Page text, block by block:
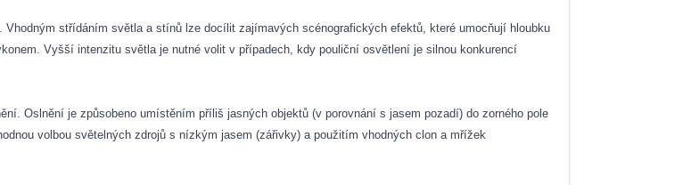
střídáním světla a stínů lze docílit zajímavých scénografických efektů, které umocňují hloubku
Vyšší intenzitu světla je nutné volit v případech, kdy pouliční osvětlení je silnou konkurencí
Oslnění je způsobeno umístěním příliš jasných objektů (v porovnání s jasem pozadí) do zorného pole
volbou světelných zdrojů s nízkým jasem (zářivky) a použitím vhodných clon a mřížek